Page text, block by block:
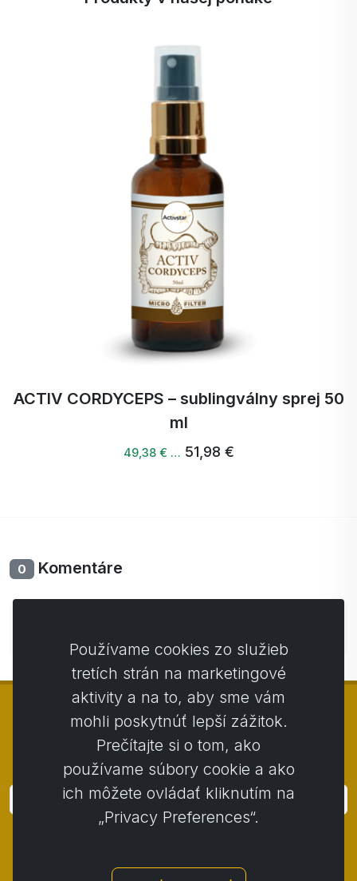
ACTIV CORDYCEPS – sublingválny sprej 50
ml
49,38 € … 51,98 €
0 Komentáre
© Copyright 2014 - 2026 Activstar
Prihlásiť
Kontakt / Obchodné podmienky
Používame cookies zo služieb
tretích strán na marketingové
aktivity a na to, aby sme vám
mohli poskytnúť lepší zážitok.
Prečítajte si o tom, ako
používame súbory cookie a ako
ich môžete ovládať kliknutím na
„Privacy Preferences“.